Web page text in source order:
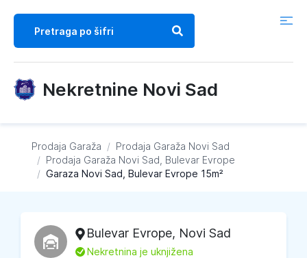
Nekretnine Novi Sad
Prodaja Garaža / Prodaja Garaža Novi Sad
/ Prodaja Garaža Novi Sad, Bulevar Evrope
/ Garaza Novi Sad, Bulevar Evrope 15m²
Bulevar Evrope, Novi Sad
L Nekretnina je uknjižena